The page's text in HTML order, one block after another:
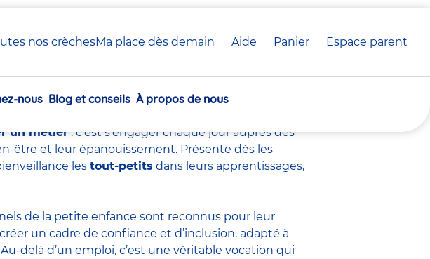
nos crèchesMa place dès demain Aide Panier crèche(s)
Espace parent
nous Blog et conseils À propos de nous
un métier: c’est s’engager chaque jour auprès des
être et leur épanouissement. Présente dès les
les tout-petits dans leurs apprentissages,
de la petite enfance sont reconnus pour leur
un cadre de confiance et d’inclusion, adapté à
delà d’un emploi, c’est une véritable vocation qui